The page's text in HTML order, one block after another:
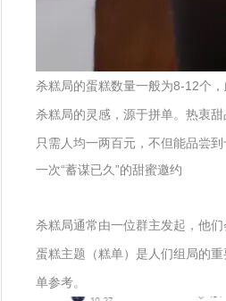
杀糕局的蛋糕数量一般为8-12个
杀糕局的灵感，源于拼单。热衷
只需人均一两百元，不但能品尝
一次“蓄谋已久”的甜蜜邀约
杀糕局通常由一位群主发起，他
蛋糕主题（糕单）是人们组局的
单参考。